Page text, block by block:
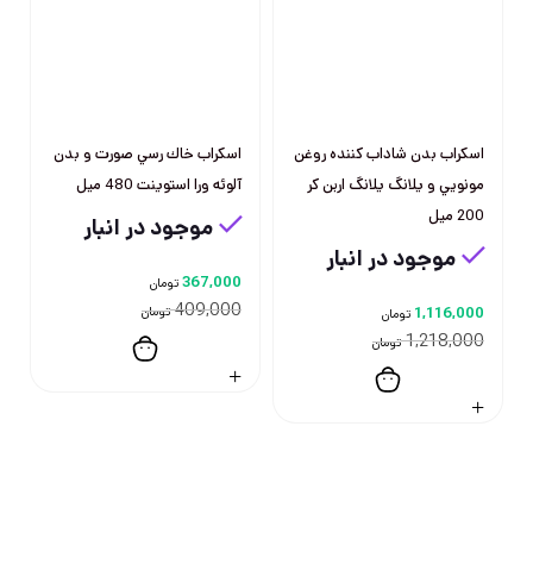
اسكراب بدن شاداب كننده روغن
مونويي و يلانگ يلانگ اربن كر
200 ميل
موجود در انبار
1,218,000 تومان
1,116,000 تومان
اسكراب خاك رسي صورت و بدن
آلوئه ورا استوينت 480 ميل
موجود در انبار
409,000 تومان
367,000تومان